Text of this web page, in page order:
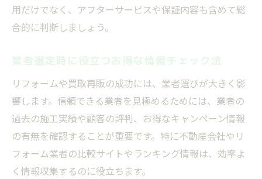
用だけでなく、アフターサービスや保証内容も含めて総
合的に判断しましょう。
業者選定時に役立つお得な情報チェック法
リフォームや買取再販の成功には、業者選びが大きく影
響します。信頼できる業者を見極めるためには、業者の
過去の施工実績や顧客の評判、お得なキャンペーン情報
の有無を確認することが重要です。特に不動産会社やリ
フォーム業者の比較サイトやランキング情報は、効率よ
く情報収集するのに役立ちます。